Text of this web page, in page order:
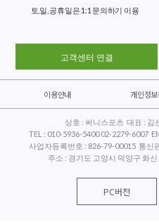
토,일, 공휴일은 1:1 문의하기 이용
고객센터 연결
이용안내 개인정
상호 : 써니스포츠 대표 : 김
TEL : 010-5936-5400 02-2279-6007
사업자등록번호 : 826-79-00015 통신
주소 : 경기도 고양시 덕양구 화
PC버전